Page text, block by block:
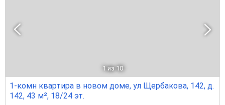
1 из 10
1-комн квартира в новом доме, ул Щербакова, 142, д.
142, 43 м², 18/24 эт.